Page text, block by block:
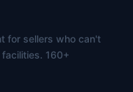
for sellers who can't
160+